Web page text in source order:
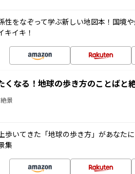
性をなぞって学ぶ新しい地図本！国境
キイキ！
くなる！地球の歩き方のことばと
景
歩いてきた「地球の歩き方」があなた
集